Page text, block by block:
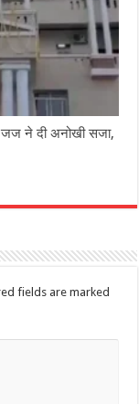
ने दी अनोखी सजा,
fields are marked